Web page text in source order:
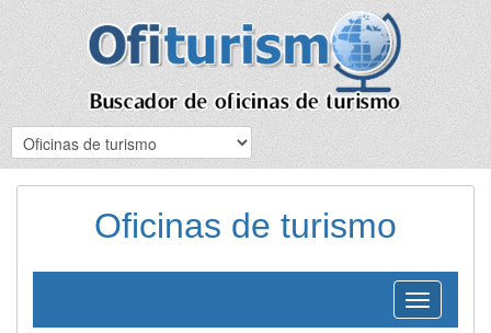
Oficinas de turismo
Toggle
navigation